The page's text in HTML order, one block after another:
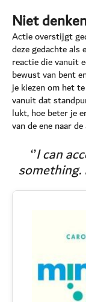
Niet
Actie overstijgt
deze gedachte als
reactie die vanuit
bewust van bent
je kiezen om het
vanuit dat
lukt, hoe beter je
van de ene naar
‘’I can
something.